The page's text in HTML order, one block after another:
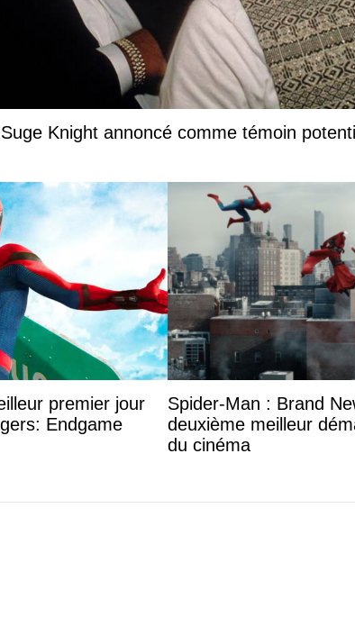
Knight annoncé comme témoin
premier jour
Endgame
Spider-Man : Brand
deuxième meilleur
du cinéma